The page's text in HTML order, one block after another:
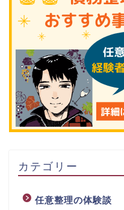
カテゴリー
任意整理の体験談